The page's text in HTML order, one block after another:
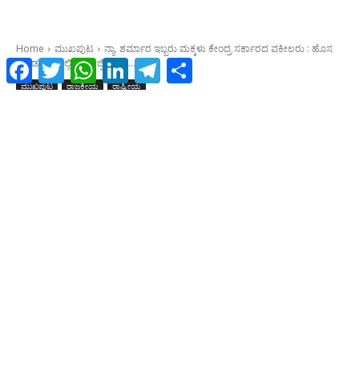
Facebook
TwitterWhatsApp
LinkedInTelegram